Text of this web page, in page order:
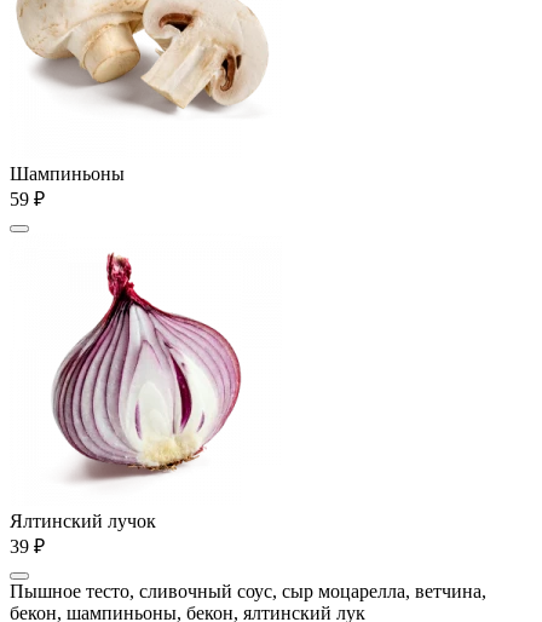
Шампиньоны
59 ₽
Ялтинский лучок
39 ₽
Пышное тесто, сливочный соус, сыр моцарелла, ветчина,
бекон, шампиньоны, бекон, ялтинский лук